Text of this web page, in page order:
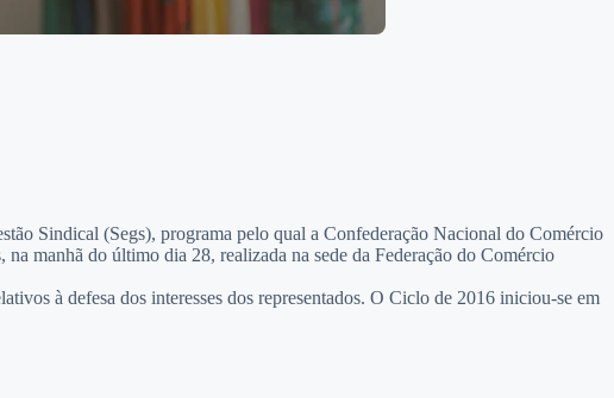
Sindical (Segs), programa pelo qual a Confederação Nacional do Comércio
manhã do último dia 28, realizada na sede da Federação do Comércio
à defesa dos interesses dos representados. O Ciclo de 2016 iniciou-se em